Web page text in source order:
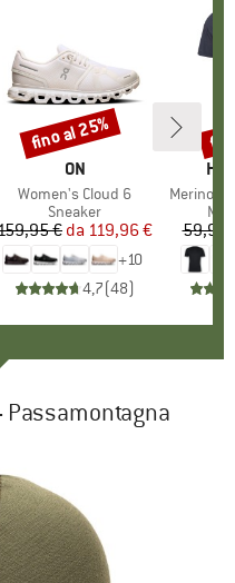
MARCHIO
ON
Articolo
Women's Cloud 6
Gruppo di prodotti
Sneaker
Prezzo
€ Prezzo ridotto
da 119,96 €
+10
4,7(48)
Sconto
fino al 25%
Articolo
MerinoMix150
59,95
Passamontagna